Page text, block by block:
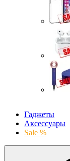
Гаджеты
Аксессуары
Sale %